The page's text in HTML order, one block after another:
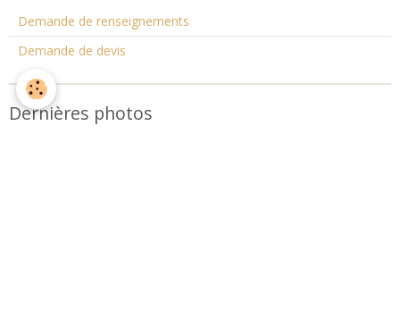
Demande de renseignements
Demande de devis
Dernières photos